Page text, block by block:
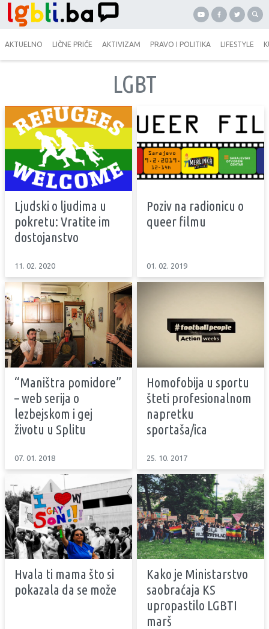
AKTUELNO LIČNE PRIČE AKTIVIZAM PRAVO I POLITIKA LIFESTYLE
LGBT
Ljudski o ljudima u
pokretu: Vratite im
dostojanstvo
11. 02. 2020
Poziv na radionicu o
queer filmu
01. 02. 2019
“Maništra pomidore”
– web serija o
lezbejskom i gej
životu u Splitu
07. 01. 2018
Homofobija u sportu
šteti profesionalnom
napretku
sportaša/ica
25. 10. 2017
Hvala ti mama što si
pokazala da se može
Kako je Ministarstvo
saobraćaja KS
upropastilo LGBTI
marš